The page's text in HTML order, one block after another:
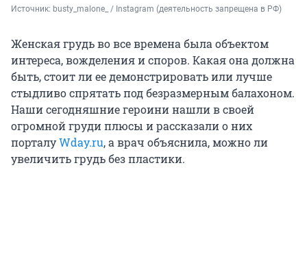
Источник: busty_malone_ / Instagram (деятельность запрещена в РФ)
Женская грудь во все времена была объектом
интереса, вожделения и споров. Какая она должна
быть, стоит ли ее демонстрировать или лучше
стыдливо спрятать под безразмерным балахоном.
Наши сегодняшние героини нашли в своей
огромной груди плюсы и рассказали о них
порталуWday.ru, а врач объяснила, можно ли
увеличить грудь без пластики.